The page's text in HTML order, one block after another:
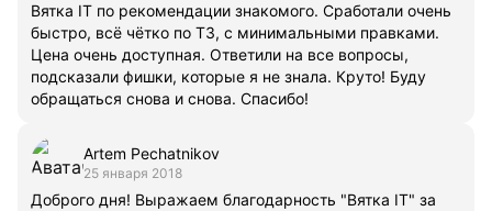
Вятка IT по рекомендации знакомого. Сработали очень
быстро, всё чётко по ТЗ, с минимальными правками.
Цена очень доступная. Ответили на все вопросы,
подсказали фишки, которые я не знала. Круто! Буду
обращаться снова и снова. Спасибо!
Artem Pechatnikov
25 января 2018
Доброго дня! Выражаем благодарность "Вятка IT" за